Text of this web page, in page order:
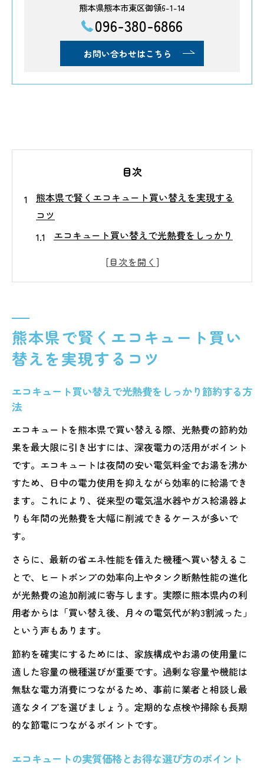
熊本県熊本市東区御領6-1-14
096-380-6866
お問い合わせはこちら
目次
熊本県で賢くエコキュート買い替えを実現する
コツ
エコキュート買い替えで光熱費をしっかり
トを削減
買い替え時に知っておきたいエコキュート
の注意点
エコキュートのエラー対策とおすすめしな
エコキュートの寿命と買い替え時期を見極める
方法
エコキュートの寿命を左右する使用年数と
点検の重要性
エコキュート故障のサインと買い替えタイ
ミングの見極め方
徹底解説
エコキュートのエラー頻発時に考えるべき
買い替え基準
入浴剤対応や寿命延長につながる日常ケア
の方法
補助金活用によるエコキュート費用削減の最新
情報
エコキュート買い替え時に使える補助金の
種類と特徴
エコキュートの補助金申請で実質価格を抑
補助金活用時におすすめしない事例と注意
熊本県で賢くエコキュート買い
替えを実現するコツ
エコキュート買い替えで光熱費をしっかり節約する方
法
エコキュートを熊本県で買い替える際、光熱費の節約効
果を最大限に引き出すには、深夜電力の活用がポイント
です。エコキュートは夜間の安い電気料金でお湯を沸か
すため、日中の電力使用を抑えながら効率的に給湯でき
ます。これにより、従来型の電気温水器やガス給湯器よ
りも年間の光熱費を大幅に削減できるケースが多いで
す。
さらに、最新の省エネ性能を備えた機種へ買い替えるこ
とで、ヒートポンプの効率向上やタンク断熱性能の進化
が光熱費の追加削減に寄与します。実際に熊本県内の利
用者からは「買い替え後、月々の電気代が約3割減った」
という声もあります。
節約を確実にするためには、家族構成やお湯の使用量に
適した容量の機種選びが重要です。過剰な容量や機能は
無駄な電力消費につながるため、事前に業者と相談し最
適なタイプを選びましょう。定期的な点検や掃除も長期
的な節電につながるポイントです。
エコキュートの実質価格とお得な選び方のポイント